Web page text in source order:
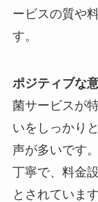
ービスの質や
す。
ポジティブな
菌サービスが
いをしっかり
声が多いです
丁寧で、料金
とされています